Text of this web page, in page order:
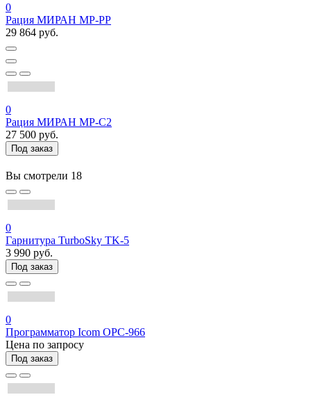
0
Рация МИРАН МР-РР
29 864 руб.
0
Рация МИРАН МР-С2
27 500 руб.
Под заказ
Вы смотрели 18
0
Гарнитура TurboSky TK-5
3 990 руб.
Под заказ
0
Программатор Icom OPC-966
Цена по запросу
Под заказ